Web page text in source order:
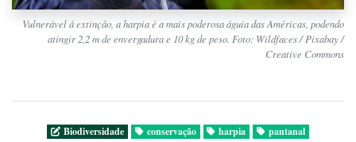
Vulnerável à extinção, a harpia é a mais poderosa águia das Américas, podendo
atingir 2,2 m de envergadura e 10 kg de peso. Foto: Wildfaces / Pixabay /
Creative Commons
Biodiversidade conservação harpia
pantanal